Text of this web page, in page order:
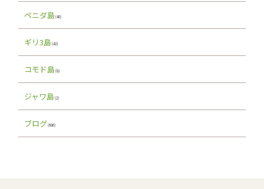
ペニダ島(40)
ギリ3島(43)
コモド島(8)
ジャワ島(2)
ブログ(686)